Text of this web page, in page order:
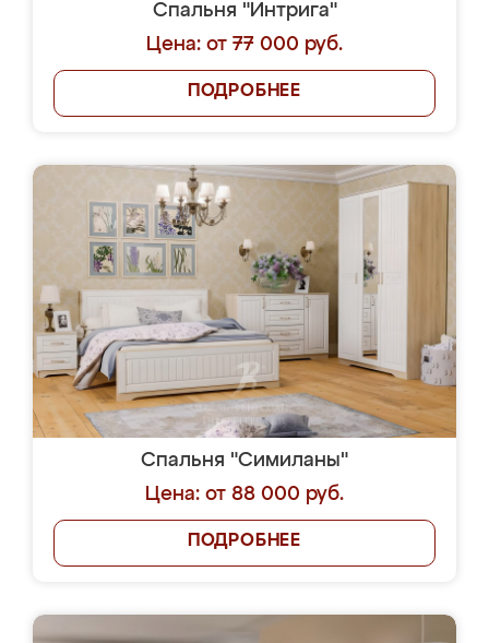
Спальня "Интрига"
Цена: от 77 000 руб.
ПОДРОБНЕЕ
Спальня "Симиланы"
Цена: от 88 000 руб.
ПОДРОБНЕЕ